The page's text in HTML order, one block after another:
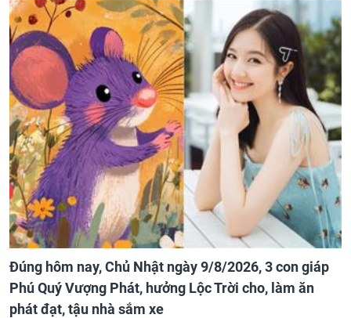
Đúng hôm nay, Chủ Nhật ngày 9/8/2026, 3 con giáp
Phú Quý Vượng Phát, hưởng Lộc Trời cho, làm ăn
phát đạt, tậu nhà sắm xe